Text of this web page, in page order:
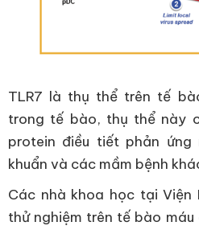
TLR7 là thụ thể trên tế
trong tế bào, thụ thể này
protein điều tiết phản
khuẩn và các mầm bệnh
Các nhà khoa học tại Viện
thử nghiệm trên tế bào máu